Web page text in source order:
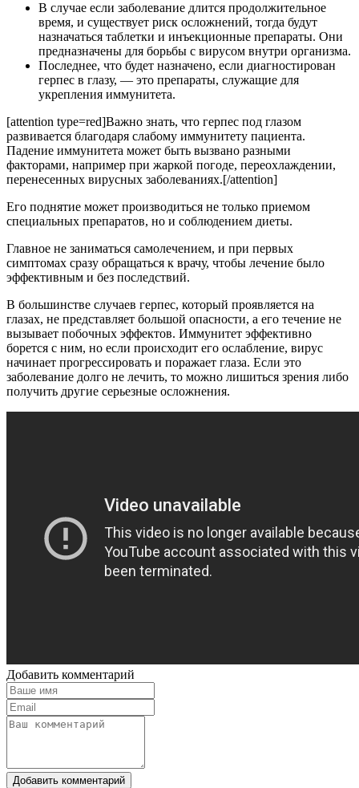
В случае если заболевание длится продолжительное
время, и существует риск осложнений, тогда будут
назначаться таблетки и инъекционные препараты. Они
предназначены для борьбы с вирусом внутри организма.
Последнее, что будет назначено, если диагностирован
герпес в глазу, — это препараты, служащие для
укрепления иммунитета.
[attention type=red]Важно знать, что герпес под глазом
развивается благодаря слабому иммунитету пациента.
Падение иммунитета может быть вызвано разными
факторами, например при жаркой погоде, переохлаждении,
перенесенных вирусных заболеваниях.[/attention]
Его поднятие может производиться не только приемом
специальных препаратов, но и соблюдением диеты.
Главное не заниматься самолечением, и при первых
симптомах сразу обращаться к врачу, чтобы лечение было
эффективным и без последствий.
В большинстве случаев герпес, который проявляется на
глазах, не представляет большой опасности, а его течение не
вызывает побочных эффектов. Иммунитет эффективно
борется с ним, но если происходит его ослабление, вирус
начинает прогрессировать и поражает глаза. Если это
заболевание долго не лечить, то можно лишиться зрения либо
получить другие серьезные осложнения.
Добавить комментарий
Добавить комментарий